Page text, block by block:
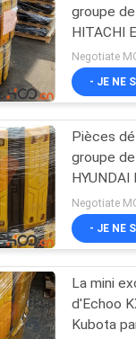
d'usage
groupe
HITACHI
pour
compacte
Negotiate
- JE NE
Pièces
groupe
pièces
durables
Negotiate
- JE NE
La mini
d'Echoo
Kubota